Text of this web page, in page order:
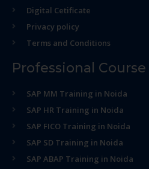
Digital Cetificate
Privacy policy
Terms and Conditions
Professional Course
SAP MM Training in Noida
SAP HR Training in Noida
SAP FICO Training in Noida
SAP SD Training in Noida
SAP ABAP Training in Noida